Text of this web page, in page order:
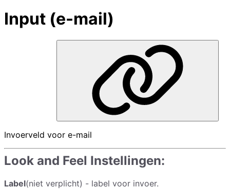
Input (e-mail)
Invoerveld voor e-mail
Look and Feel Instellingen:
Label(niet verplicht) - label voor invoer.